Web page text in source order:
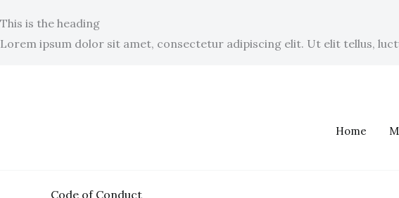
This is the heading
Lorem ipsum dolor sit amet, consectetur adipiscing elit. Ut elit tellus,
Home
Code of Conduct